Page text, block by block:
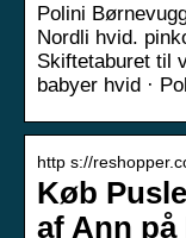
Polini
Nordli hvid.
Skiftetaburet til
babyer hvid ·
http s://
Køb
af Ann på